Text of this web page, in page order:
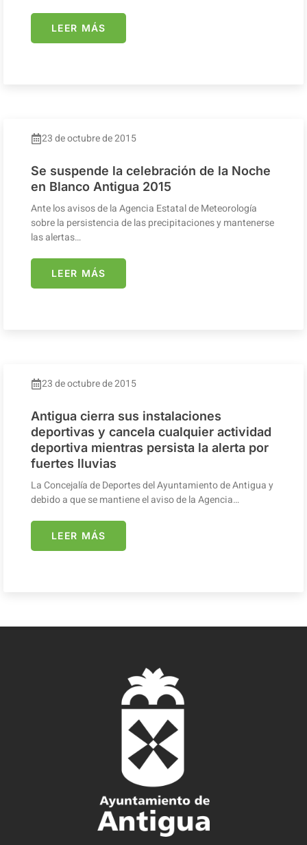
LEER MÁS
23 de octubre de 2015
Se suspende la celebración de la Noche
en Blanco Antigua 2015
Ante los avisos de la Agencia Estatal de Meteorología
sobre la persistencia de las precipitaciones y mantenerse
las alertas…
LEER MÁS
23 de octubre de 2015
Antigua cierra sus instalaciones
deportivas y cancela cualquier actividad
deportiva mientras persista la alerta por
fuertes lluvias
La Concejalía de Deportes del Ayuntamiento de Antigua y
debido a que se mantiene el aviso de la Agencia…
LEER MÁS